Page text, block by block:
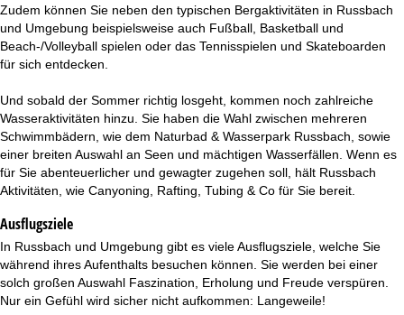
Zudem können Sie neben den typischen Bergaktivitäten in Russbach
und Umgebung beispielsweise auch Fußball, Basketball und
Beach-/Volleyball spielen oder das Tennisspielen und Skateboarden
für sich entdecken.
Und sobald der Sommer richtig losgeht, kommen noch zahlreiche
Wasseraktivitäten hinzu. Sie haben die Wahl zwischen mehreren
Schwimmbädern, wie dem Naturbad & Wasserpark Russbach, sowie
einer breiten Auswahl an Seen und mächtigen Wasserfällen. Wenn es
für Sie abenteuerlicher und gewagter zugehen soll, hält Russbach
Aktivitäten, wie Canyoning, Rafting, Tubing & Co für Sie bereit.
Ausflugsziele
In Russbach und Umgebung gibt es viele Ausflugsziele, welche Sie
während ihres Aufenthalts besuchen können. Sie werden bei einer
solch großen Auswahl Faszination, Erholung und Freude verspüren.
Nur ein Gefühl wird sicher nicht aufkommen: Langeweile!